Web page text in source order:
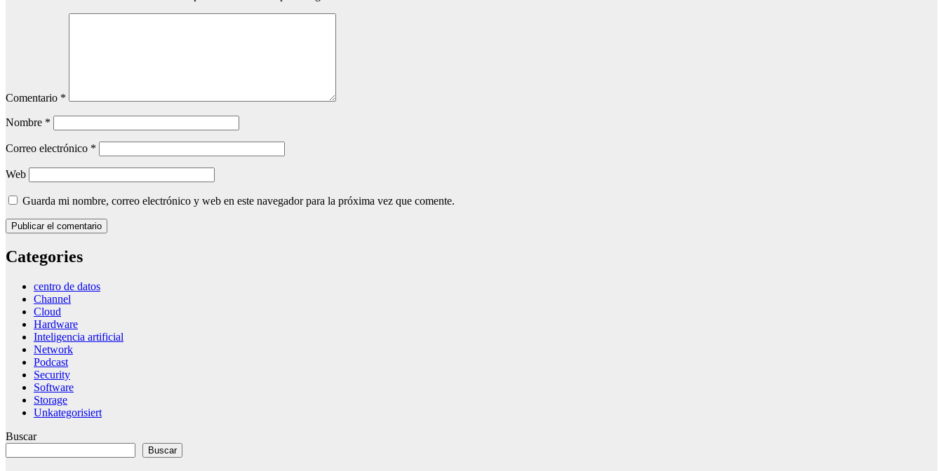
Comentario *
Nombre *
Correo electrónico *
Web
Guarda mi nombre, correo electrónico y web en este navegador para la próxima vez que comente.
Categories
centro de datos
Channel
Cloud
Hardware
Inteligencia artificial
Network
Podcast
Security
Software
Storage
Unkategorisiert
Buscar
Buscar